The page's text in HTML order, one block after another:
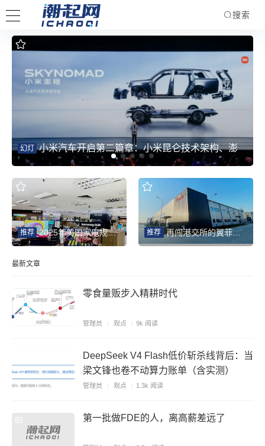
搜索
幻灯
小米汽车开启第二篇章：小米昆仑技术架构、澎
程系列新车重磅发布，完成双系列完整布局
推荐 2025年美国家电规模同比增4.9% 智能化为中国品牌打开新赛道 推荐 再闯港交所的翼菲智能：轻工业机器人热潮下的“放量考验”
最新文章
零食量贩步入精耕时代
管理员 / 观点 / 9k 阅读
DeepSeek V4 Flash低价斩杀线背后：当
梁文锋也卷不动算力账单（含实测）
管理员 / 观点 / 1.3k 阅读
第一批做FDE的人，离高薪差远了